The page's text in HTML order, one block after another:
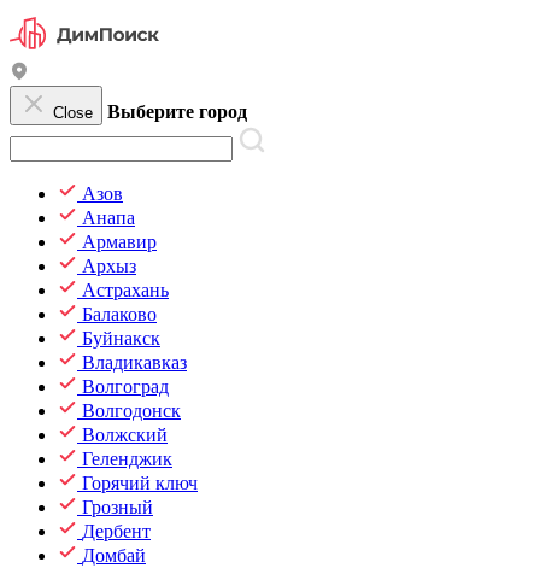
Close Выберите город
Азов
Анапа
Армавир
Архыз
Астрахань
Балаково
Буйнакск
Владикавказ
Волгоград
Волгодонск
Волжский
Геленджик
Горячий ключ
Грозный
Дербент
Домбай